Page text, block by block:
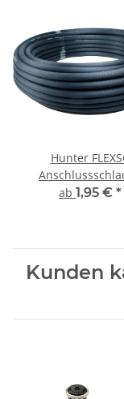
Hunter
ab 1,95 € *
Kunden